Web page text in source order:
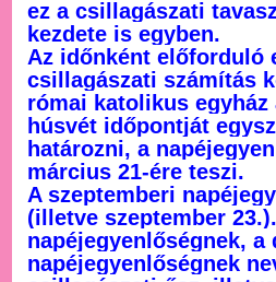
ez a csillagászati
kezdete is egyben.
Az időnként előforduló
csillagászati számítás
római katolikus egyház
húsvét időpontját
határozni, a
március 21-ére teszi.
A szeptemberi
(illetve szeptember
napéjegyenlőségnek, a
napéjegyenlőségnek